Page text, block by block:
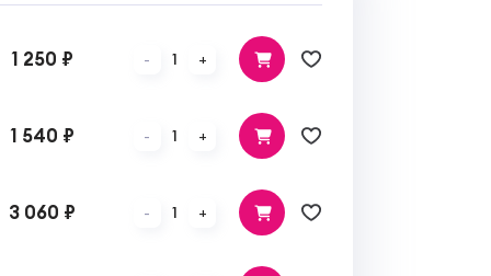
1 250 ₽ - 1 +
1 540 ₽ - 1 +
3 060 ₽ - 1 +